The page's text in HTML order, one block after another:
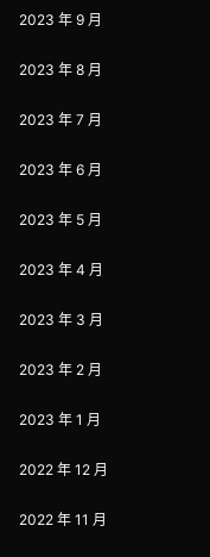
2023 年 9 月
2023 年 8 月
2023 年 7 月
2023 年 6 月
2023 年 5 月
2023 年 4 月
2023 年 3 月
2023 年 2 月
2023 年 1 月
2022 年 12 月
2022 年 11 月